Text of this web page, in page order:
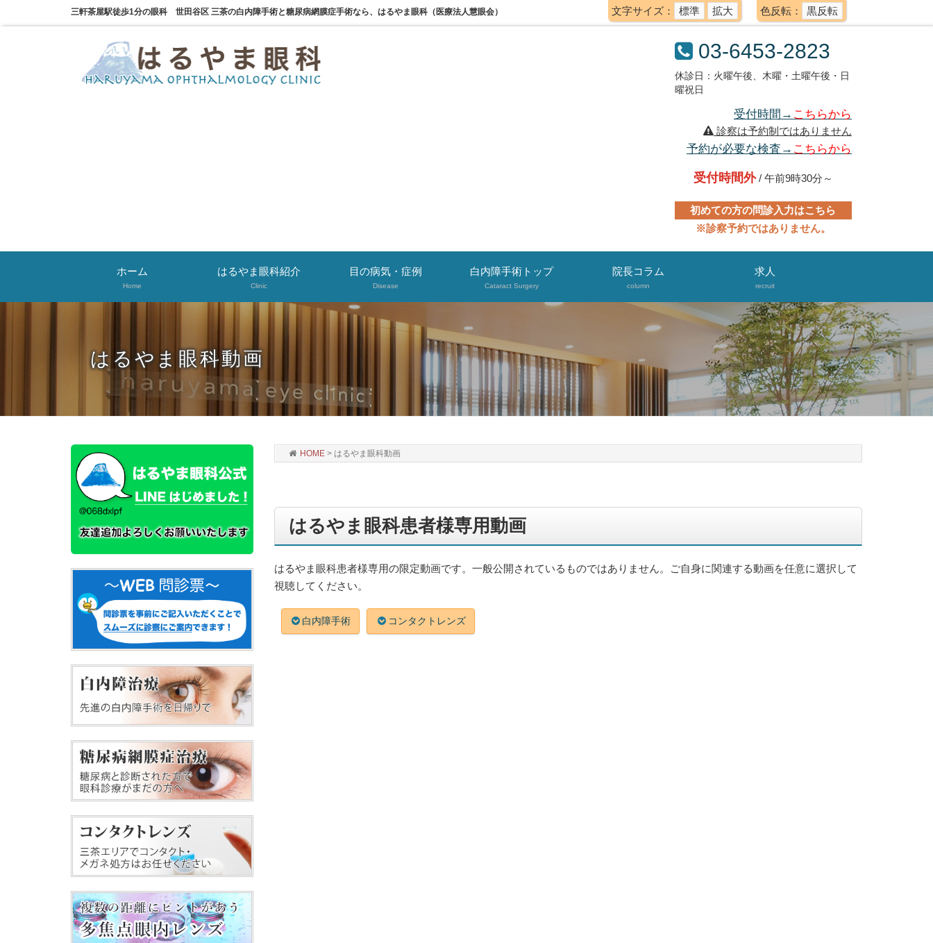
三軒茶屋駅徒歩1分の眼科 世田谷区 三茶の白内障手術と糖尿病網膜症手術なら、はるやま眼科（医療法人慧眼会） 文字サイズ： 標準 拡大 色反転： 黒反転
03-6453-2823
休診日：火曜午後、木曜・土曜午後・日
曜祝日
受付時間→ こちらから
診察は予約制ではありません
予約が必要な検査→ こちらから
受付時間外/ 午前9時30分～
初めての方の問診入力はこちら
※診察予約ではありません。
ホーム
Home
はるやま眼科紹介
Clinic
目の病気・症例
Disease
白内障手術トップ
Cataract Surgery
院長コラム
column
求人
recruit
はるやま眼科動画
HOME> はるやま眼科動画
はるやま眼科患者様専用動画
はるやま眼科患者様専用の限定動画です。一般公開されているものではありません。ご自身に関連する動画を任意に選択して
視聴してください。
白内障手術 コンタクトレンズ